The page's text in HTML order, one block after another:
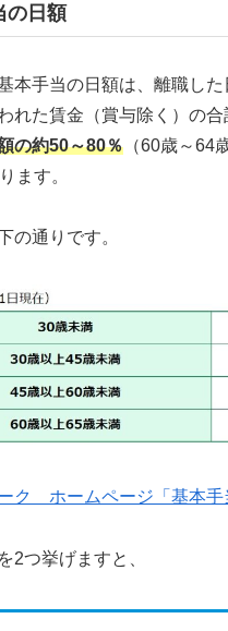
の日額
本手当の日額は、離職した
れた賃金（賞与除く）の合
の約50～80％ （60歳～64
ます。
の通りです。
ク ホームページ「基本手
2つ挙げますと、